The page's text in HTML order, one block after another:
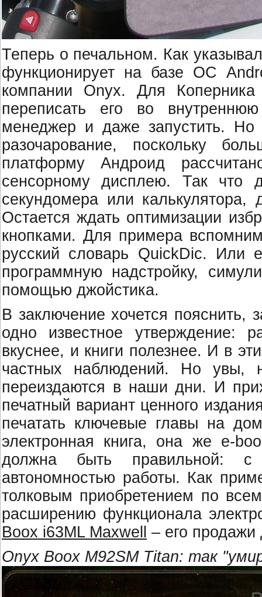
Теперь о печальном. Как
функционирует на базе ОС
компании Onyx. Для
переписать его во
менеджер и даже запустить.
разочарование, поскольку
платформу Андроид
сенсорному дисплею. Так что
секундомера или
Остается ждать оптимизации
кнопками. Для примера
русский словарь QuickDic. Или
программную надстройку,
помощью джойстика.
В заключение хочется пояснить,
одно известное
вкуснее, и книги полезнее. И в
частных наблюдений. Но увы,
переиздаются в наши дни. И
печатный вариант ценного
печатать ключевые главы на
электронная книга, она же e-
должна быть правильной:
автономностью работы. Как
толковым приобретением по
расширению функционала
Boox i63ML Maxwell
– его продажи
Onyx Boox M92SM Titan: так